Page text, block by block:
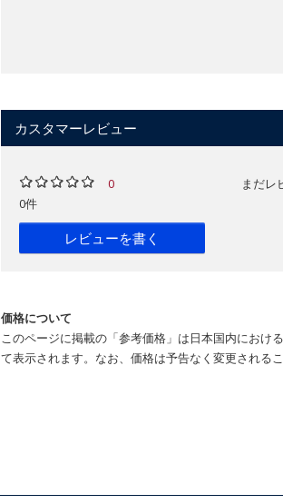
カスタマーレビュー
0
0件
レビューを書く
まだレ
価格について
このページに掲載の「参考価格」は日本国内におけ
て表示されます。なお、価格は予告なく変更される